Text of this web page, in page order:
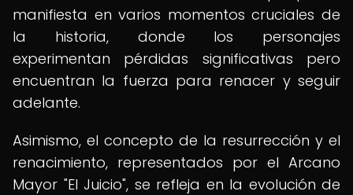
manifiesta en varios momentos cruciales de
la historia, donde los personajes
experimentan pérdidas significativas pero
encuentran la fuerza para renacer y seguir
adelante.
Asimismo, el concepto de la resurrección y el
renacimiento, representados por el Arcano
Mayor "El Juicio", se refleja en la evolución de